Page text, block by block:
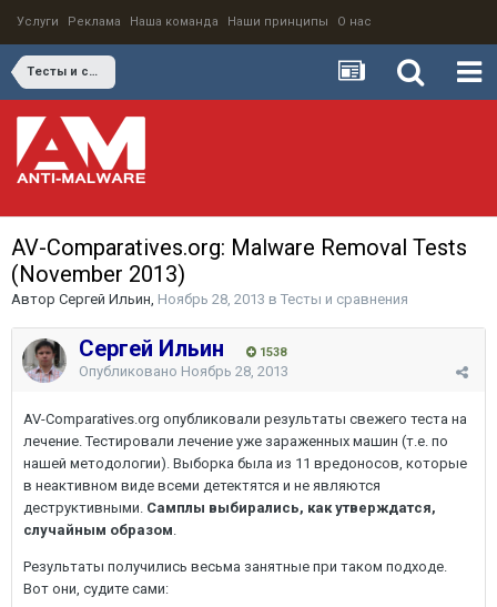
Услуги Реклама Наша команда Наши принципы О нас
Тесты и сравнения
AV-Comparatives.org: Malware Removal Tests
(November 2013)
Автор Сергей Ильин, Ноябрь 28, 2013 в Тесты и сравнения
Сергей Ильин 1538
Опубликовано Ноябрь 28, 2013
AV-Comparatives.org опубликовали результаты свежего теста на
лечение. Тестировали лечение уже зараженных машин (т.е. по
нашей методологии). Выборка была из 11 вредоносов, которые
в неактивном виде всеми детектятся и не являются
деструктивными. Самплы выбирались, как утверждатся,
случайным образом.
Результаты получились весьма занятные при таком подходе.
Вот они, судите сами: